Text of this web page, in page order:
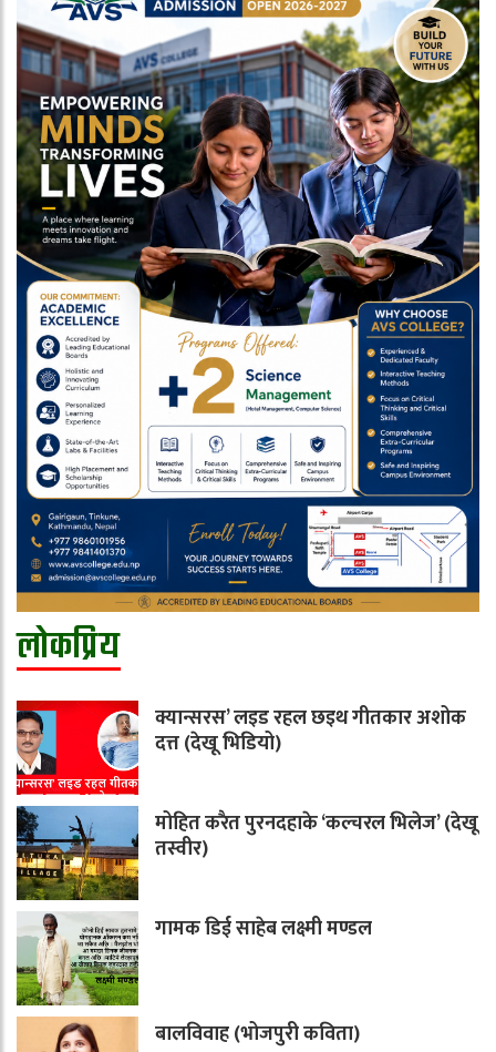
लोकप्रिय
क्यान्सरस’ लइड रहल छइथ गीतकार अशोक
दत्त (देखू भिडियो)
मोहित करैत पुरनदहाके ‘कल्चरल भिलेज’ (देखू
तस्वीर)
गामक डिई साहेब लक्ष्मी मण्डल
बालविवाह (भोजपुरी कविता)